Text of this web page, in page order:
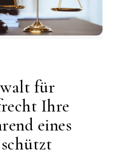
für
Ihre
eines